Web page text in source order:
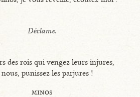
Déclame.
des rois qui vengez leurs injures,
punissez les parjures !
minos